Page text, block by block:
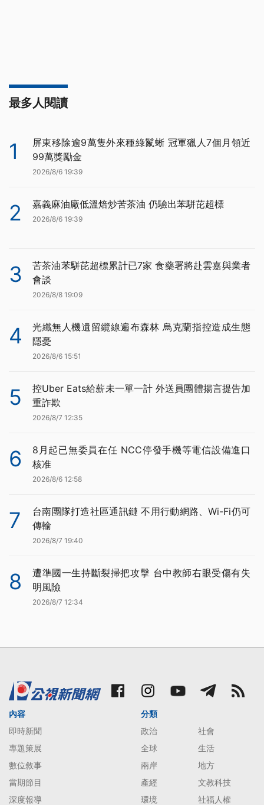
最多人閱讀
1
屏東移除逾9萬隻外來種綠鬣蜥 冠軍獵人7個月領近
99萬獎勵金
2026/8/6 19:39
2 嘉義麻油廠低溫焙炒苦茶油 仍驗出苯駢芘超標
2026/8/6 19:39
3
苦茶油苯駢芘超標累計已7家 食藥署將赴雲嘉與業者
會談
2026/8/8 19:09
4
光纖無人機遺留纜線遍布森林 烏克蘭指控造成生態
隱憂
2026/8/6 15:51
5
控Uber Eats給薪未一單一計 外送員團體揚言提告加
重詐欺
2026/8/7 12:35
6
8月起已無委員在任 NCC停發手機等電信設備進口
核准
2026/8/6 12:58
7
台南團隊打造社區通訊鏈 不用行動網路、Wi-Fi仍可
傳輸
2026/8/7 19:40
8
遭準國一生持斷裂掃把攻擊 台中教師右眼受傷有失
明風險
2026/8/7 12:34
內容
即時新聞
專題策展
數位敘事
當期節目
深度報導
分類
政治
社會
全球
生活
兩岸
地方
產經
文教科技
環境
社福人權